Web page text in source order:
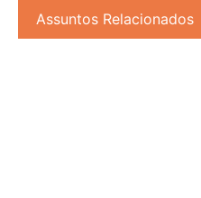
Assuntos Relacionados